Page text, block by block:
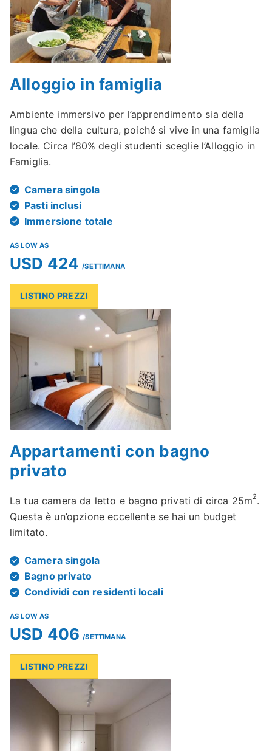
Alloggio in famiglia
Ambiente immersivo per l’apprendimento sia della
lingua che della cultura, poiché si vive in una famiglia
locale. Circa l’80% degli studenti sceglie l’Alloggio in
Famiglia.
Camera singola
Pasti inclusi
Immersione totale
AS LOW AS
USD 424 /SETTIMANA
LISTINO PREZZI
Appartamenti con bagno
privato
La tua camera da letto e bagno privati di circa 25m2.
Questa è un’opzione eccellente se hai un budget
limitato.
Camera singola
Bagno privato
Condividi con residenti locali
AS LOW AS
USD 406 /SETTIMANA
LISTINO PREZZI